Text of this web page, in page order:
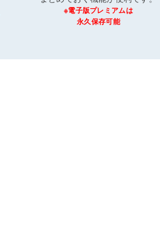
※電子版プレミアムは
永久保存可能